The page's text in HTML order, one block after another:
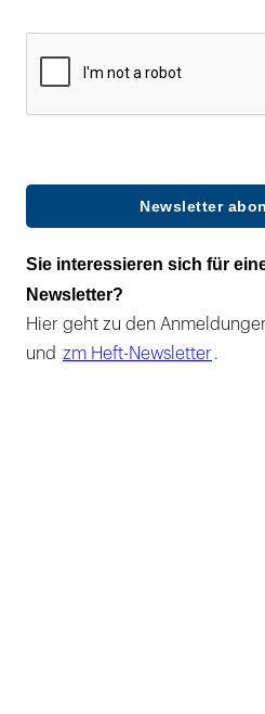
Newsletter
Sie interessieren sich für
Newsletter?
Hier geht zu den
und zm Heft-Newsletter .